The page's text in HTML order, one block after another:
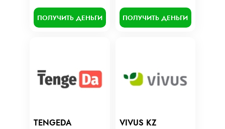
ПОЛУЧИТЬ ДЕНЬГИ ПОЛУЧИТЬ ДЕНЬГИ
TENGEDA VIVUS KZ